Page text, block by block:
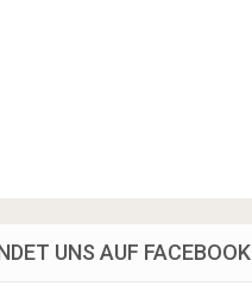
UNS AUF FACEBOOK